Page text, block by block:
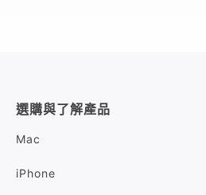
選購與了解產品
Mac
iPhone